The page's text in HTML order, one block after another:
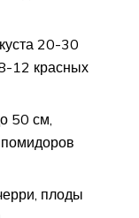
20-30
12 красных
50 см,
плоды